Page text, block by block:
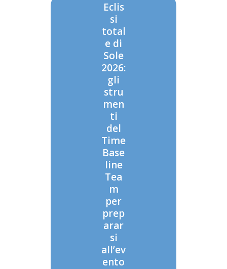
Eclis
si
total
e di
Sole
2026:
gli
stru
men
ti
del
Time
Base
line
Tea
m
per
prep
arar
si
all’ev
ento